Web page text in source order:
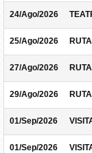
24/Ago/2026
25/Ago/2026
27/Ago/2026
29/Ago/2026
01/Sep/2026
01/Sep/2026